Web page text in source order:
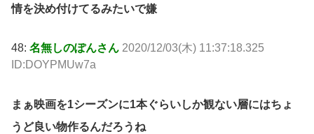
情を決め付けてるみたいで嫌
48: 名無しのぽんさん 2020/12/03(木) 11:37:18.325
ID:DOYPMUw7a
まぁ映画を1シーズンに1本ぐらいしか観ない層にはちょ
うど良い物作るんだろうね